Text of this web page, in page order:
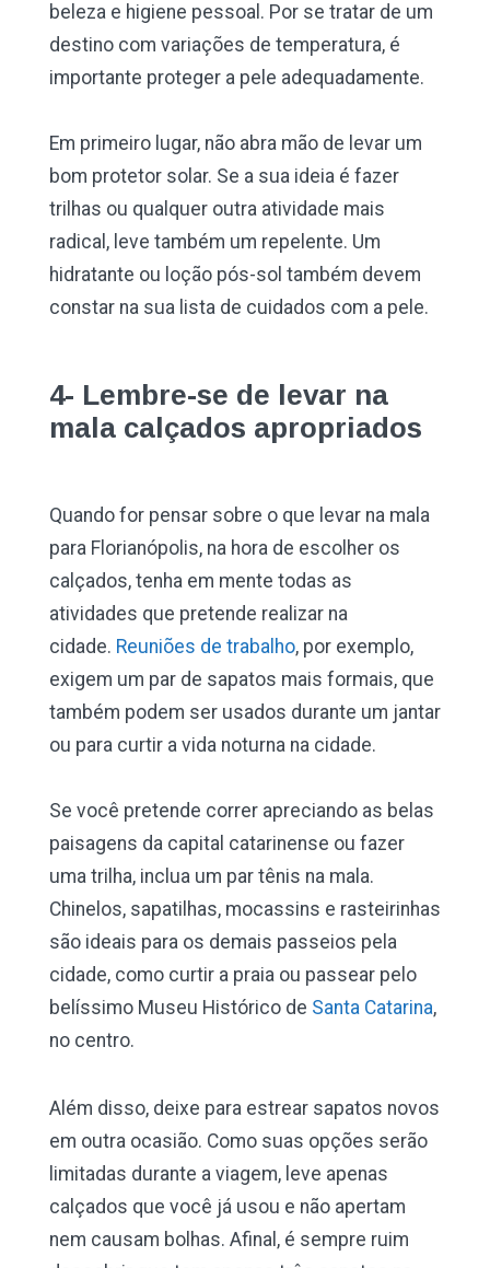
beleza e higiene pessoal. Por se tratar de um
destino com variações de temperatura, é
importante proteger a pele adequadamente.
Em primeiro lugar, não abra mão de levar um
bom protetor solar. Se a sua ideia é fazer
trilhas ou qualquer outra atividade mais
radical, leve também um repelente. Um
hidratante ou loção pós-sol também devem
constar na sua lista de cuidados com a pele.
4- Lembre-se de levar na
mala calçados apropriados
Quando for pensar sobre o que levar na mala
para Florianópolis, na hora de escolher os
calçados, tenha em mente todas as
atividades que pretende realizar na
cidade. Reuniões de trabalho, por exemplo,
exigem um par de sapatos mais formais, que
também podem ser usados durante um jantar
ou para curtir a vida noturna na cidade.
Se você pretende correr apreciando as belas
paisagens da capital catarinense ou fazer
uma trilha, inclua um par tênis na mala.
Chinelos, sapatilhas, mocassins e rasteirinhas
são ideais para os demais passeios pela
cidade, como curtir a praia ou passear pelo
belíssimo Museu Histórico de Santa Catarina,
no centro.
Além disso, deixe para estrear sapatos novos
em outra ocasião. Como suas opções serão
limitadas durante a viagem, leve apenas
calçados que você já usou e não apertam
nem causam bolhas. Afinal, é sempre ruim